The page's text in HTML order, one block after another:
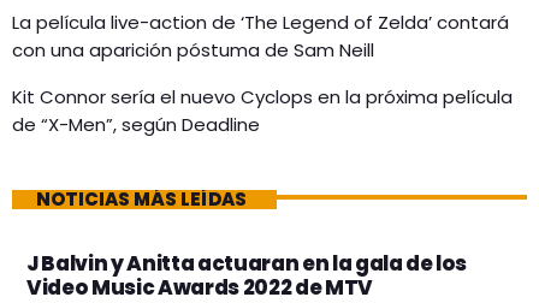
La película live-action de ‘The Legend of Zelda’ contará
con una aparición póstuma de Sam Neill
Kit Connor sería el nuevo Cyclops en la próxima película
de “X-Men”, según Deadline
NOTICIAS MÁS LEÍDAS
J Balvin y Anitta actuaran en la gala de los
Video Music Awards 2022 de MTV